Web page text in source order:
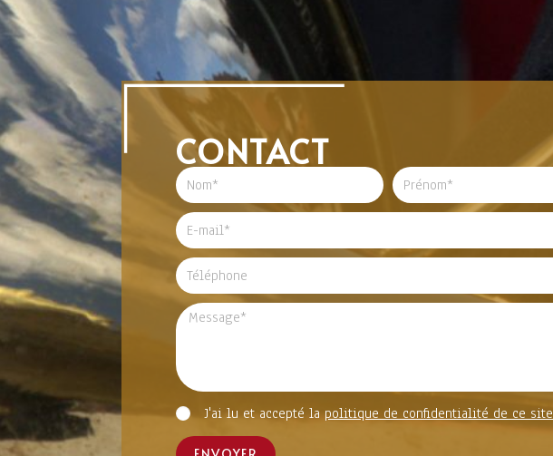
CONTACT
J'ai lu et accepté lapolitique de confidentialité de ce site